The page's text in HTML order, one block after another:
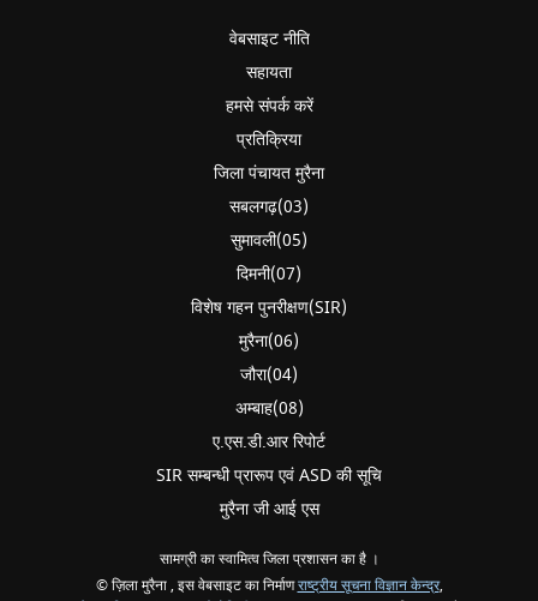
वेबसाइट नीति
सहायता
हमसे संपर्क करें
प्रतिक्रिया
जिला पंचायत मुरैना
सबलगढ़(03)
सुमावली(05)
दिमनी(07)
विशेष गहन पुनरीक्षण(SIR)
मुरैना(06)
जौरा(04)
अम्बाह(08)
ए.एस.डी.आर रिपोर्ट
SIR सम्बन्धी प्रारूप एवं ASD की सूचि
मुरैना जी आई एस
सामग्री का स्वामित्व जिला प्रशासन का है ।
© ज़िला मुरैना , इस वेबसाइट का निर्माणराष्ट्रीय सूचना विज्ञान केन्द्र,